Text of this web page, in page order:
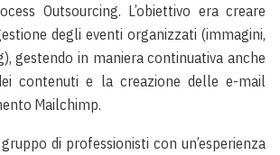
Outsourcing. L’obiettivo era creare
degli eventi organizzati (immagini,
gestendo in maniera continuativa anche
contenuti e la creazione delle e-mail
Mailchimp.
di professionisti con un’esperienza